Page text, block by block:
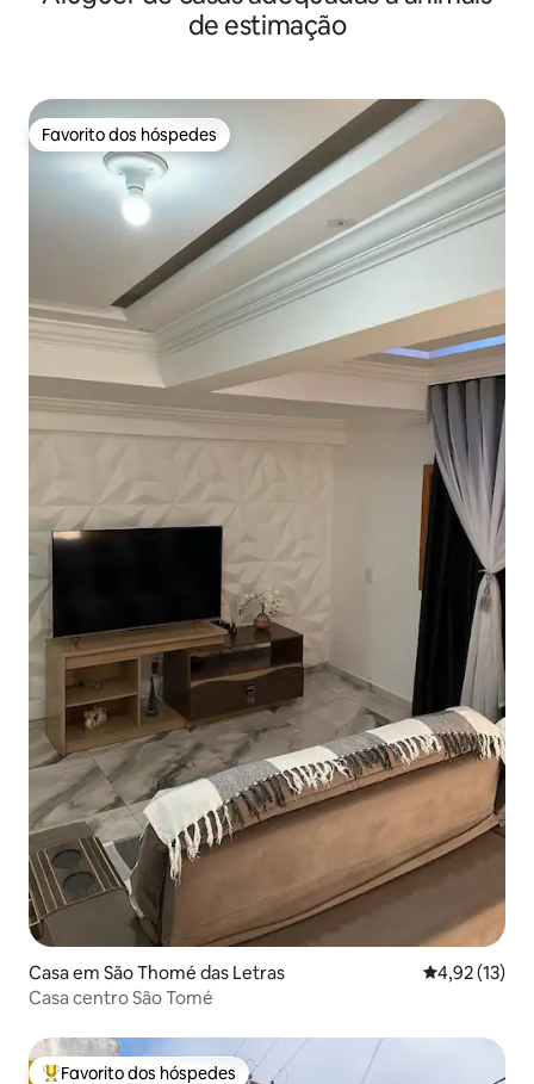
de estimação
Favorito dos hóspedes
Favorito dos hóspedes
Casa em São Thomé das Letras Classificação
4,92 (13)
Casa centro São Tomé
Favorito dos hóspedes